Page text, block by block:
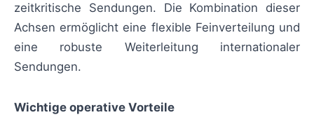
zeitkritische Sendungen. Die Kombination dieser
Achsen ermöglicht eine flexible Feinverteilung und
eine robuste Weiterleitung internationaler
Sendungen.
Wichtige operative Vorteile